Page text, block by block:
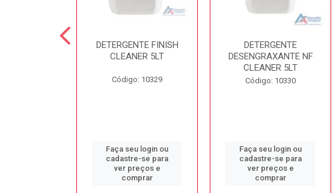
DETERGENTE FINISH
CLEANER 5LT
Código: 10329
Faça seu login ou
cadastre-se para
ver preços e
comprar
DETERGENTE
DESENGRAXANTE NF
CLEANER 5LT
Código: 10330
Faça seu login ou
cadastre-se para
ver preços e
comprar